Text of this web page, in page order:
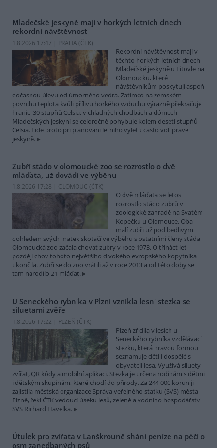
Mladečské jeskyně mají v horkých letních dnech
rekordní návštěvnost
1.8.2026 17:47 | PRAHA (ČTK)
Rekordní návštěvnost mají v
těchto horkých letních dnech
Mladečské jeskyně u Litovle na
Olomoucku, které
návštěvníkům poskytují aspoň
dočasnou úlevu od úmorného vedra. Zatímco na zemském
povrchu teplota kvůli přílivu horkého vzduchu výrazně překračuje
hranici 30 stupňů Celsia, v chladných chodbách a dómech
Mladečských jeskyní se celoročně pohybuje kolem deseti stupňů
Celsia. Lidé proto při plánování letního výletu často volí právě
jeskyně.
Zubří stádo v olomoucké zoo se rozrostlo o dvě
mláďata, už dovádí ve výběhu
1.8.2026 17:28 | OLOMOUC (ČTK)
O dvě mláďata se letos
rozrostlo stádo zubrů v
zoologické zahradě na Svatém
Kopečku u Olomouce. Oba
malí zubři už pod bedlivým
dohledem svých matek skotačí ve výběhu s ostatními členy stáda.
Olomoucká zoo začala chovat zubry v roce 1973. O třináct let
později chov tohoto největšího divokého evropského kopytníka
ukončila. Zubři se do zoo vrátili až v roce 2013 a od této doby se
tam narodilo 21 mláďat.
U Seneckého rybníka v Plzni vznikla lesní stezka se
siluetami zvěře
1.8.2026 17:22 | PLZEŇ (ČTK)
Plzeň zřídila v lesích u
Seneckého rybníka vzdělávací
stezku, která hravou formou
seznamuje děti i dospělé s
obyvateli lesa. Využívá siluety
zvířat, QR kódy a mobilní aplikaci. Stezka je určena rodinám s dětmi
i dětským skupinám, které chodí do přírody. Za 244 000 korun ji
zajistila městská organizace Správa veřejného statku (SVS) města
Plzně, řekl ČTK vedoucí úseku lesů, zeleně a vodního hospodářství
SVS Richard Havelka.
Útulek pro zvířata v Lanškrouně shání peníze na péči o
osm zanedbaných psů